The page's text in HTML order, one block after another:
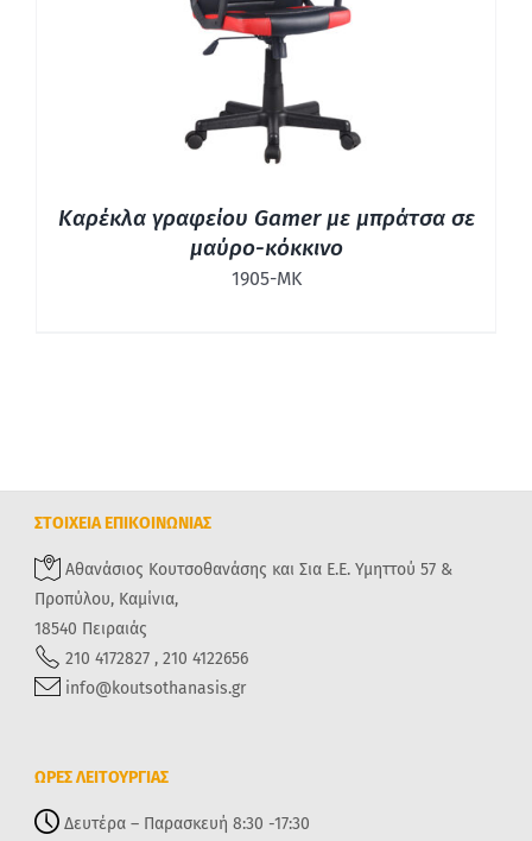
ΛΕΠΤΟΜΈΡΕΙΕΣ
Καρέκλα γραφείου Gamer με μπράτσα σε
μαύρο-κόκκινο
1905-ΜΚ
ΣΤΟΙΧΕΙΑ ΕΠΙΚΟΙΝΩΝΙΑΣ
Αθανάσιος Κουτσοθανάσης και Σια Ε.Ε. Υμηττού 57 &
Προπύλου, Καμίνια,
18540 Πειραιάς
210 4172827 , 210 4122656
info@koutsothanasis.gr
ΩΡΕΣ ΛΕΙΤΟΥΡΓΙΑΣ
Δευτέρα – Παρασκευή 8:30 -17:30